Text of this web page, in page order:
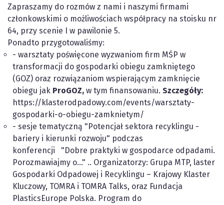
Zapraszamy do rozmów z nami i naszymi firmami
członkowskimi o możliwościach współpracy na stoisku nr
64, przy scenie I w pawilonie 5.
Ponadto przygotowaliśmy:
- warsztaty poświęcone wyzwaniom firm MŚP w
transformacji do gospodarki obiegu zamkniętego
(GOZ) oraz rozwiązaniom wspierającym zamknięcie
obiegu jak ProGOZ, w tym finansowaniu. Szczegóły:
https://klasterodpadowy.com/events/warsztaty-
gospodarki-o-obiegu-zamknietym/
- sesje tematyczną "Potencjał sektora recyklingu -
bariery i kierunki rozwoju" podczas
konferencji "Dobre praktyki w gospodarce odpadami.
Porozmawiajmy o..." .. Organizatorzy: Grupa MTP, laster
Gospodarki Odpadowej i Recyklingu – Krajowy Klaster
Kluczowy, TOMRA i TOMRA Talks, oraz Fundacja
PlasticsEurope Polska. Program do